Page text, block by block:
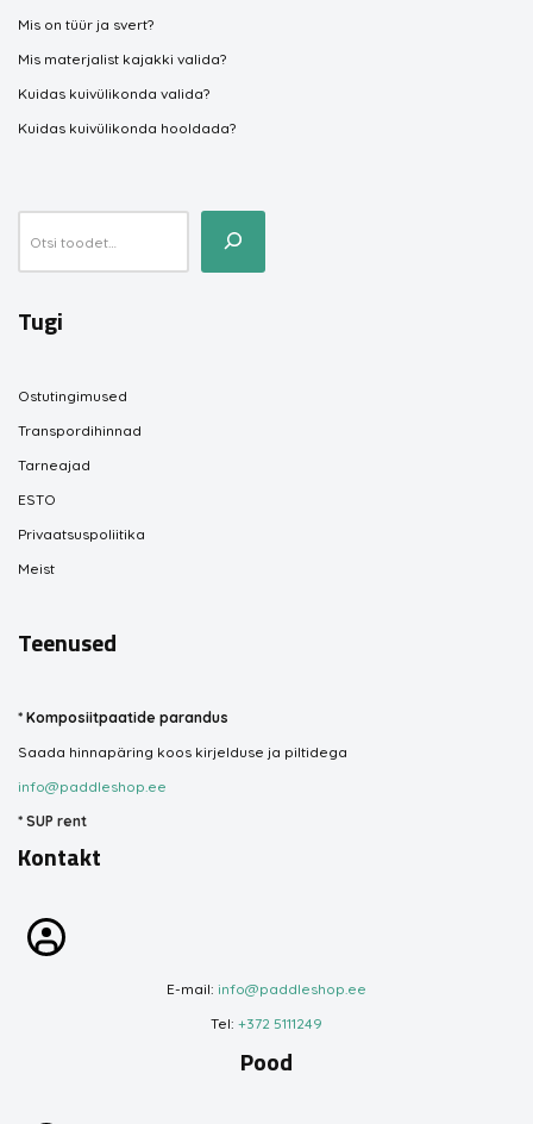
Mis on tüür ja svert?
Mis materjalist kajakki valida?
Kuidas kuivülikonda valida?
Kuidas kuivülikonda hooldada?
Tugi
Ostutingimused
Transpordihinnad
Tarneajad
ESTO
Privaatsuspoliitika
Meist
Teenused
* Komposiitpaatide parandus
Saada hinnapäring koos kirjelduse ja piltidega
info@paddleshop.ee
* SUP rent
Kontakt
E-mail: info@paddleshop.ee
Tel: +372 5111249
Pood